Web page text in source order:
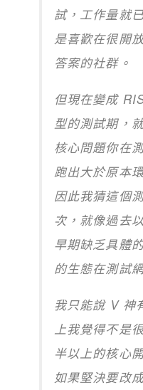
試，工作量就
是喜歡在很開
答案的社群。
但現在變成
型的測試期，
核心問題你在
跑出大於原本
因此我猜這個
次，就像過去
早期缺乏具體
的生態在測試
我只能說 V 神
上我覺得不是
半以上的核心
如果堅決要改